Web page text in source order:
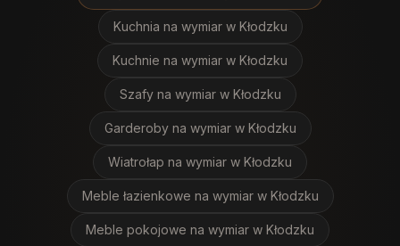
Kuchnia na wymiar w Kłodzku
Kuchnie na wymiar w Kłodzku
Szafy na wymiar w Kłodzku
Garderoby na wymiar w Kłodzku
Wiatrołap na wymiar w Kłodzku
Meble łazienkowe na wymiar w Kłodzku
Meble pokojowe na wymiar w Kłodzku